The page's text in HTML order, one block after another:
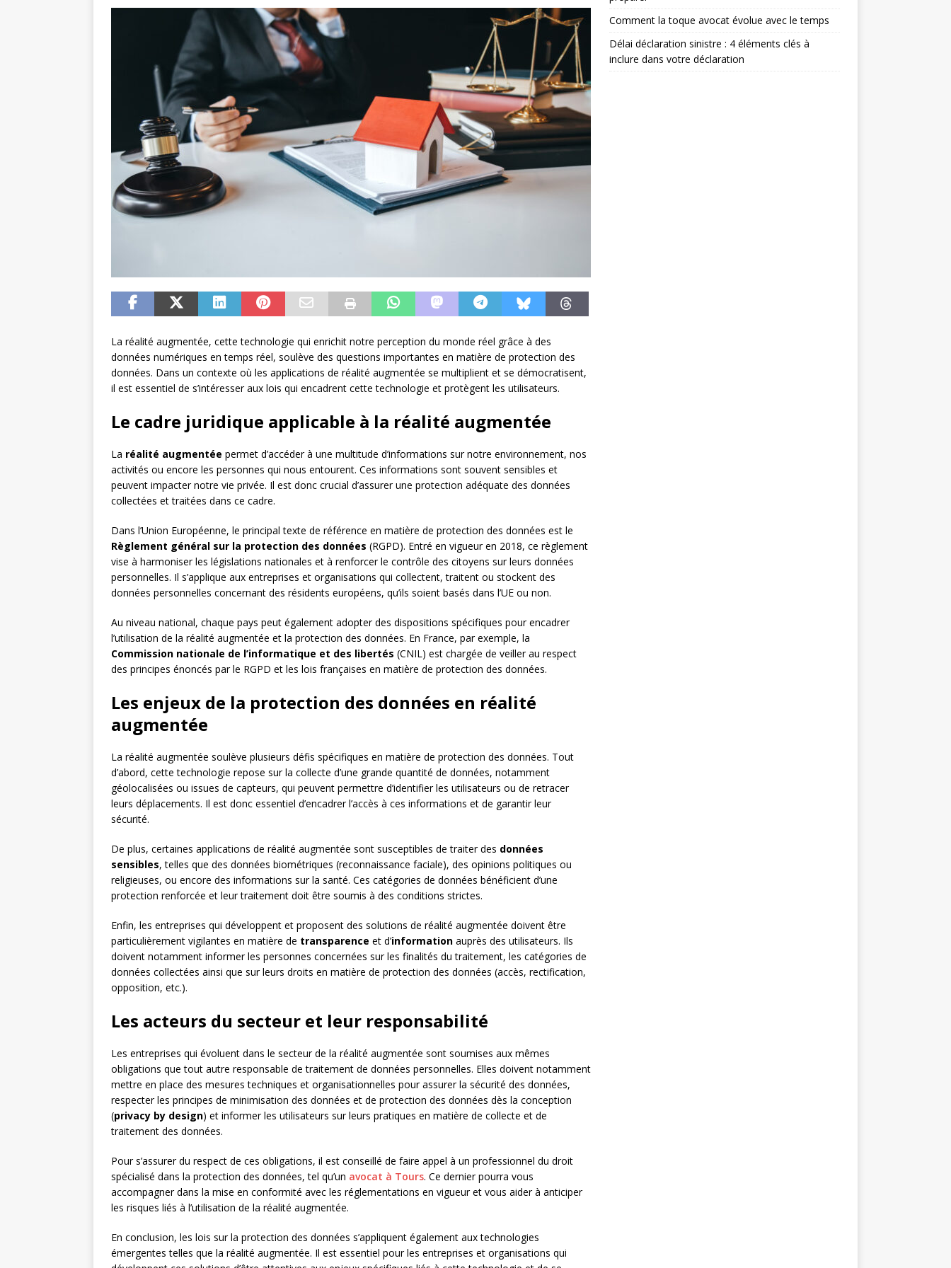
La réalité augmentée, cette technologie qui enrichit notre perception du monde réel grâce à des
données numériques en temps réel, soulève des questions importantes en matière de protection des
données. Dans un contexte où les applications de réalité augmentée se multiplient et se démocratisent,
il est essentiel de s’intéresser aux lois qui encadrent cette technologie et protègent les utilisateurs.
Le cadre juridique applicable à la réalité augmentée
La réalité augmentée permet d’accéder à une multitude d’informations sur notre environnement, nos
activités ou encore les personnes qui nous entourent. Ces informations sont souvent sensibles et
peuvent impacter notre vie privée. Il est donc crucial d’assurer une protection adéquate des données
collectées et traitées dans ce cadre.
Dans l’Union Européenne, le principal texte de référence en matière de protection des données est le
Règlement général sur la protection des données (RGPD). Entré en vigueur en 2018, ce règlement
vise à harmoniser les législations nationales et à renforcer le contrôle des citoyens sur leurs données
personnelles. Il s’applique aux entreprises et organisations qui collectent, traitent ou stockent des
données personnelles concernant des résidents européens, qu’ils soient basés dans l’UE ou non.
Au niveau national, chaque pays peut également adopter des dispositions spécifiques pour encadrer
l’utilisation de la réalité augmentée et la protection des données. En France, par exemple, la
Commission nationale de l’informatique et des libertés (CNIL) est chargée de veiller au respect
des principes énoncés par le RGPD et les lois françaises en matière de protection des données.
Les enjeux de la protection des données en réalité
augmentée
La réalité augmentée soulève plusieurs défis spécifiques en matière de protection des données. Tout
d’abord, cette technologie repose sur la collecte d’une grande quantité de données, notamment
géolocalisées ou issues de capteurs, qui peuvent permettre d’identifier les utilisateurs ou de retracer
leurs déplacements. Il est donc essentiel d’encadrer l’accès à ces informations et de garantir leur
sécurité.
De plus, certaines applications de réalité augmentée sont susceptibles de traiter des données
sensibles, telles que des données biométriques (reconnaissance faciale), des opinions politiques ou
religieuses, ou encore des informations sur la santé. Ces catégories de données bénéficient d’une
protection renforcée et leur traitement doit être soumis à des conditions strictes.
Enfin, les entreprises qui développent et proposent des solutions de réalité augmentée doivent être
particulièrement vigilantes en matière de transparence et d’information auprès des utilisateurs. Ils
doivent notamment informer les personnes concernées sur les finalités du traitement, les catégories de
données collectées ainsi que sur leurs droits en matière de protection des données (accès, rectification,
opposition, etc.).
Les acteurs du secteur et leur responsabilité
Les entreprises qui évoluent dans le secteur de la réalité augmentée sont soumises aux mêmes
obligations que tout autre responsable de traitement de données personnelles. Elles doivent notamment
mettre en place des mesures techniques et organisationnelles pour assurer la sécurité des données,
respecter les principes de minimisation des données et de protection des données dès la conception
(privacy by design) et informer les utilisateurs sur leurs pratiques en matière de collecte et de
traitement des données.
Pour s’assurer du respect de ces obligations, il est conseillé de faire appel à un professionnel du droit
spécialisé dans la protection des données, tel qu’un avocat à Tours. Ce dernier pourra vous
accompagner dans la mise en conformité avec les réglementations en vigueur et vous aider à anticiper
les risques liés à l’utilisation de la réalité augmentée.
En conclusion, les lois sur la protection des données s’appliquent également aux technologies
émergentes telles que la réalité augmentée. Il est essentiel pour les entreprises et organisations qui
Comment la toque avocat évolue avec le temps
Délai déclaration sinistre : 4 éléments clés à
inclure dans votre déclaration